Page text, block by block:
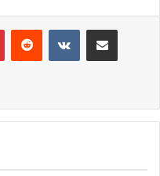
PinterestReddit VKontaktePartager par email